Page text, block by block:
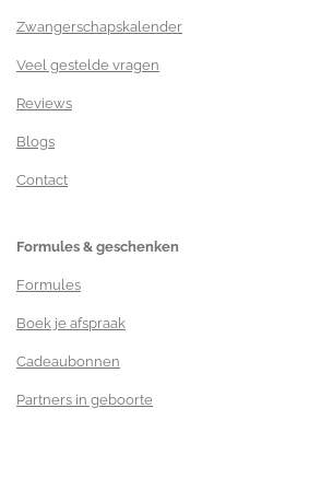
Zwangerschapskalender
Veel gestelde vragen
Reviews
Blogs
Contact
Formules & geschenken
Formules
Boek je afspraak
Cadeaubonnen
Partners in geboorte